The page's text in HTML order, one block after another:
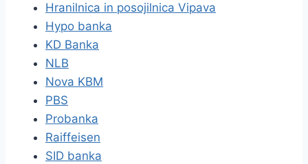
Hranilnica in posojilnica Vipava
Hypo banka
KD Banka
NLB
Nova KBM
PBS
Probanka
Raiffeisen
SID banka